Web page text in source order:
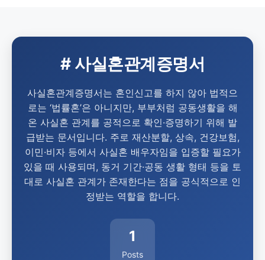
# 사실혼관계증명서
사실혼관계증명서는 혼인신고를 하지 않아 법적으
로는 ‘법률혼’은 아니지만, 부부처럼 공동생활을 해
온 사실혼 관계를 공적으로 확인·증명하기 위해 발
급받는 문서입니다. 주로 재산분할, 상속, 건강보험,
이민·비자 등에서 사실혼 배우자임을 입증할 필요가
있을 때 사용되며, 동거 기간·공동 생활 형태 등을 토
대로 사실혼 관계가 존재한다는 점을 공식적으로 인
정받는 역할을 합니다.
1
Posts